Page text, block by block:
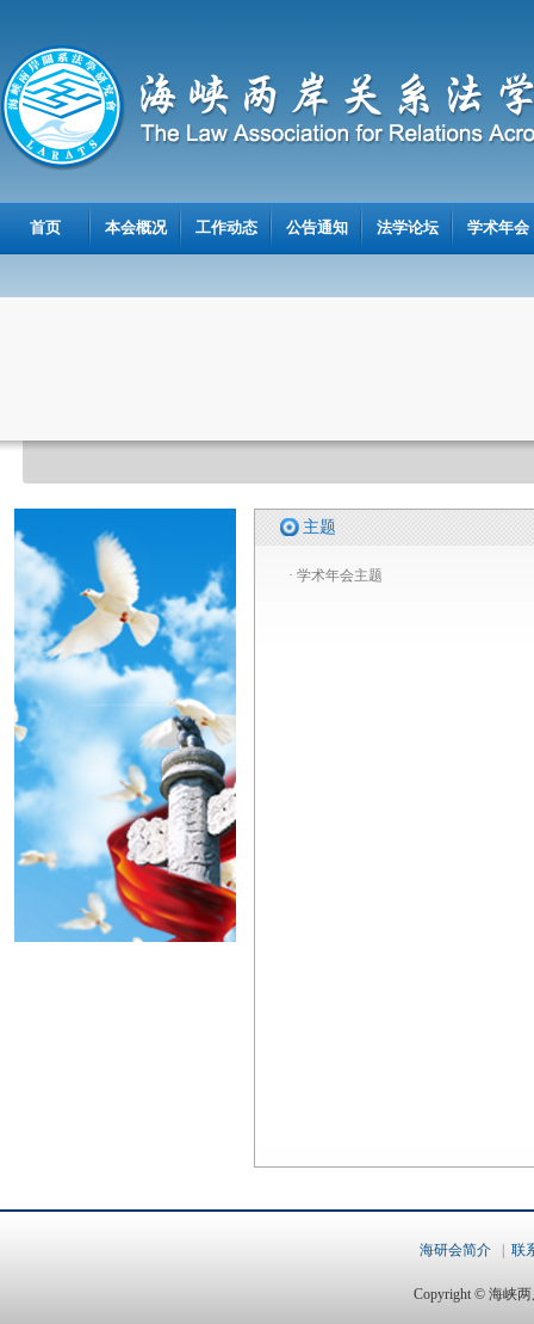
首页 本会概况 工作动态 公告通知 法学论坛 学术年会
主题
· 学术年会主题
海研会简介 联
Copyright © 海峡